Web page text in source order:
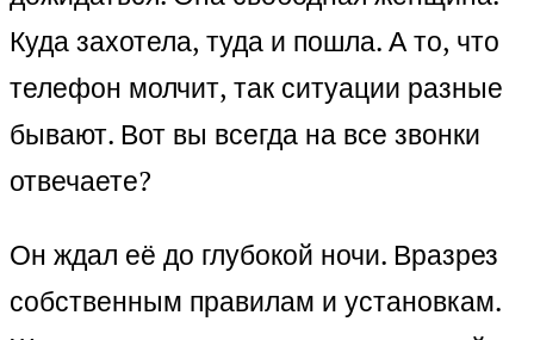
Куда захотела, туда и пошла. А то, что
телефон молчит, так ситуации разные
бывают. Вот вы всегда на все звонки
отвечаете?
Он ждал её до глубокой ночи. Вразрез
собственным правилам и установкам.